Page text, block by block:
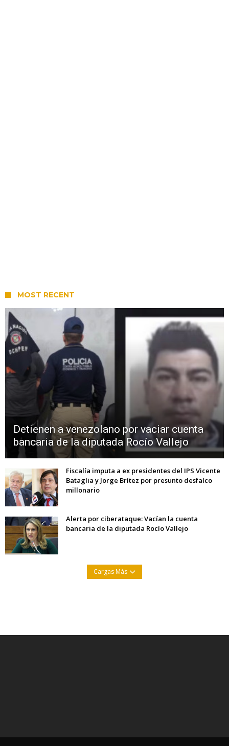
MOST RECENT
Detienen a venezolano por vaciar cuenta
bancaria de la diputada Rocío Vallejo
Fiscalía imputa a ex presidentes del IPS Vicente
Bataglia y Jorge Brítez por presunto desfalco
millonario
Alerta por ciberataque: Vacían la cuenta
bancaria de la diputada Rocío Vallejo
Cargas Más